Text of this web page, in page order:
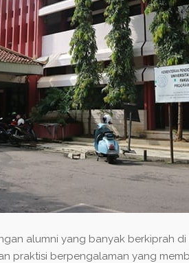
alumni yang banyak berkiprah
praktisi berpengalaman yang